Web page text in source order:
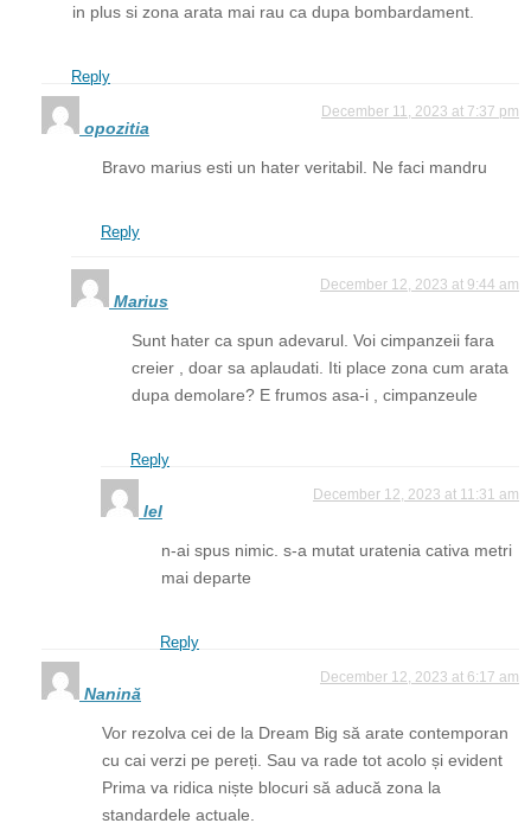
in plus si zona arata mai rau ca dupa bombardament.
Reply
opozitia
December 11, 2023 at 7:37 pm
Bravo marius esti un hater veritabil. Ne faci mandru
Reply
Marius
December 12, 2023 at 9:44 am
Sunt hater ca spun adevarul. Voi cimpanzeii fara
creier , doar sa aplaudati. Iti place zona cum arata
dupa demolare? E frumos asa-i , cimpanzeule
Reply
lel
December 12, 2023 at 11:31 am
n-ai spus nimic. s-a mutat uratenia cativa metri
mai departe
Reply
Nanină
December 12, 2023 at 6:17 am
Vor rezolva cei de la Dream Big să arate contemporan
cu cai verzi pe pereți. Sau va rade tot acolo și evident
Prima va ridica niște blocuri să aducă zona la
standardele actuale.